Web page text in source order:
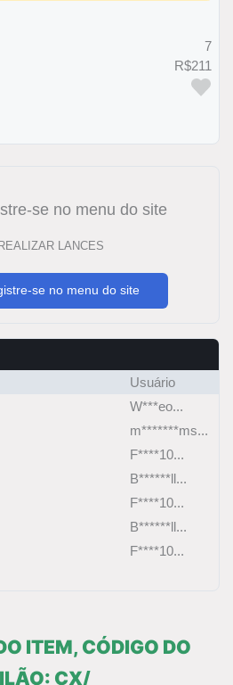
7
R$211
se no menu do site
LANCES
se no menu do site
Usuário
W***eo...
m*******ms...
F****10...
B******ll...
F****10...
B******ll...
F****10...
ITEM, CÓDIGO DO
CX/